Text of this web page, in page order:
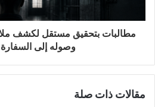
مطالبات بتحقيق مستقل لكشف
وصوله إلى السفارة
مقالات ذات صلة